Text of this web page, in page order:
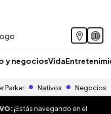
y negociosVida
Parker Nativos Negocios
¡Estás navegando en el